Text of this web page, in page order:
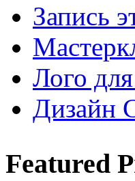
Запись
Лого
Дизайн
Featured